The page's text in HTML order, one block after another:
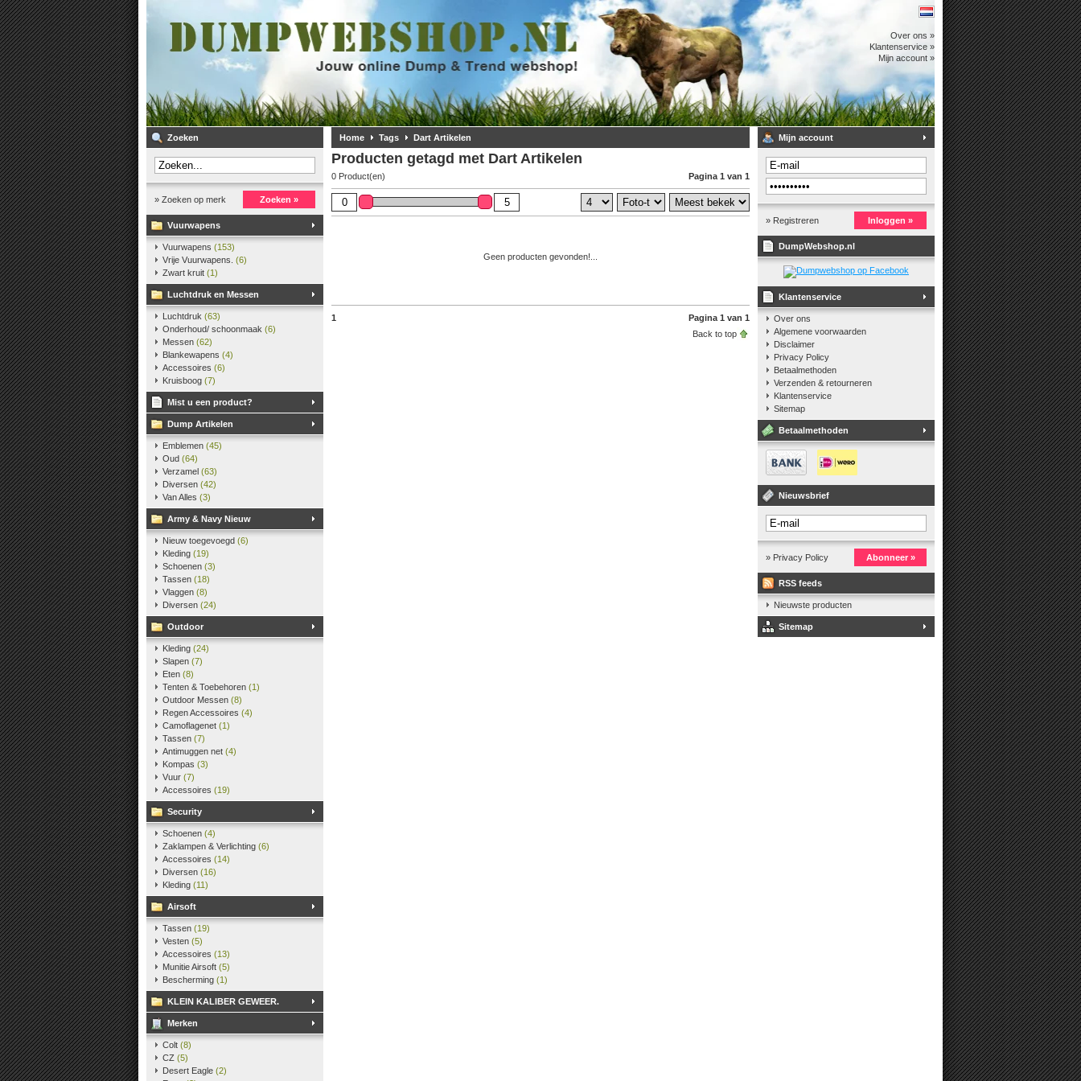
Over ons »
Klantenservice »
Mijn account »
Zoeken
» Zoeken op merk Zoeken »
Vuurwapens
Vuurwapens (153)
Vrije Vuurwapens. (6)
Zwart kruit (1)
Luchtdruk en Messen
Luchtdruk (63)
Onderhoud/ schoonmaak (6)
Messen (62)
Blankewapens (4)
Accessoires (6)
Kruisboog (7)
Mist u een product?
Dump Artikelen
Emblemen (45)
Oud (64)
Verzamel (63)
Diversen (42)
Van Alles (3)
Army & Navy Nieuw
Nieuw toegevoegd (6)
Kleding (19)
Schoenen (3)
Tassen (18)
Vlaggen (8)
Diversen (24)
Outdoor
Kleding (24)
Slapen (7)
Eten (8)
Tenten & Toebehoren (1)
Outdoor Messen (8)
Regen Accessoires (4)
Camoflagenet (1)
Tassen (7)
Antimuggen net (4)
Kompas (3)
Vuur (7)
Accessoires (19)
Security
Schoenen (4)
Zaklampen & Verlichting (6)
Accessoires (14)
Diversen (16)
Kleding (11)
Airsoft
Tassen (19)
Vesten (5)
Accessoires (13)
Munitie Airsoft (5)
Bescherming (1)
KLEIN KALIBER GEWEER.
Merken
Colt (8)
CZ (5)
Desert Eagle (2)
Home Tags Dart Artikelen
Producten getagd met Dart Artikelen
0 Product(en) Pagina 1 van 1
Geen producten gevonden!...
1
Pagina 1 van 1
Back to top
Mijn account
» Registreren Inloggen »
DumpWebshop.nl
Klantenservice
Over ons
Algemene voorwaarden
Disclaimer
Privacy Policy
Betaalmethoden
Verzenden & retourneren
Klantenservice
Sitemap
Betaalmethoden
Nieuwsbrief
» Privacy Policy Abonneer »
RSS feeds
Nieuwste producten
Sitemap